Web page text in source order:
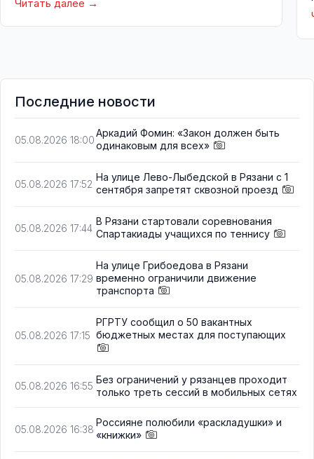
Читать далее
Последние новости
05.08.2026 18:00
Аркадий Фомин: «Закон должен быть
одинаковым для всех»
05.08.2026 17:52
На улице Лево-Лыбедской в Рязани с 1
сентября запретят сквозной проезд
05.08.2026 17:44
В Рязани стартовали соревнования
Спартакиады учащихся по теннису
05.08.2026 17:29
На улице Грибоедова в Рязани
временно ограничили движение
транспорта
05.08.2026 17:15
РГРТУ сообщил о 50 вакантных
бюджетных местах для поступающих
05.08.2026 16:55
Без ограничений у рязанцев проходит
только треть сессий в мобильных сетях
05.08.2026 16:38
Россияне полюбили «раскладушки» и
«книжки»